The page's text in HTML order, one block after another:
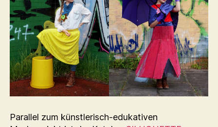
Parallel zum künstlerisch-edukativen